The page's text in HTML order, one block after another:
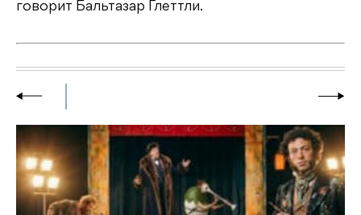
говорит Бальтазар Глеттли.